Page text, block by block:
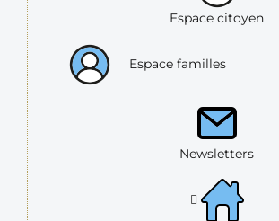
Espace citoyen
Espace familles
Newsletters